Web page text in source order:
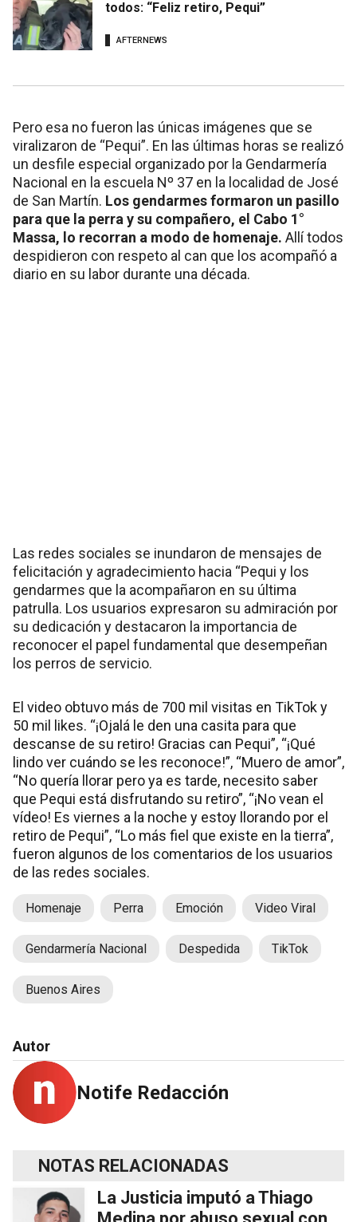
todos: “Feliz retiro, Pequi”
AFTERNEWS
Pero esa no fueron las únicas imágenes que se
viralizaron de “Pequi”. En las últimas horas se realizó
un desfile especial organizado por la Gendarmería
Nacional en la escuela Nº 37 en la localidad de José
de San Martín. Los gendarmes formaron un pasillo
para que la perra y su compañero, el Cabo 1°
Massa, lo recorran a modo de homenaje. Allí todos
despidieron con respeto al can que los acompañó a
diario en su labor durante una década.
Las redes sociales se inundaron de mensajes de
felicitación y agradecimiento hacia “Pequi y los
gendarmes que la acompañaron en su última
patrulla. Los usuarios expresaron su admiración por
su dedicación y destacaron la importancia de
reconocer el papel fundamental que desempeñan
los perros de servicio.
El video obtuvo más de 700 mil visitas en TikTok y
50 mil likes. “¡Ojalá le den una casita para que
descanse de su retiro! Gracias can Pequi”, “¡Qué
lindo ver cuándo se les reconoce!”, “Muero de amor”,
“No quería llorar pero ya es tarde, necesito saber
que Pequi está disfrutando su retiro”, “¡No vean el
vídeo! Es viernes a la noche y estoy llorando por el
retiro de Pequi”, “Lo más fiel que existe en la tierra”,
fueron algunos de los comentarios de los usuarios
de las redes sociales.
Homenaje Perra Emoción Video Viral
Gendarmería Nacional Despedida TikTok
Buenos Aires
Autor
Notife Redacción
NOTAS RELACIONADAS
La Justicia imputó a Thiago